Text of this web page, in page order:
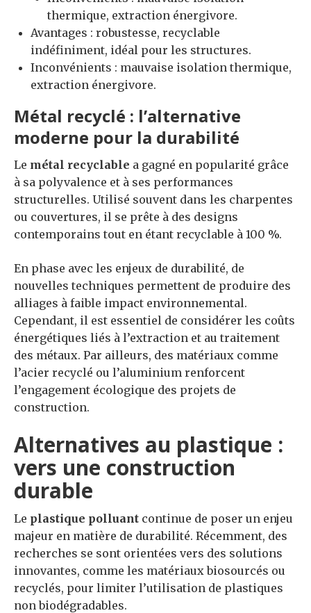
thermique, extraction énergivore.
Avantages : robustesse, recyclable
indéfiniment, idéal pour les structures.
Inconvénients : mauvaise isolation thermique,
extraction énergivore.
Métal recyclé : l’alternative
moderne pour la durabilité
Le métal recyclable a gagné en popularité grâce
à sa polyvalence et à ses performances
structurelles. Utilisé souvent dans les charpentes
ou couvertures, il se prête à des designs
contemporains tout en étant recyclable à 100 %.
En phase avec les enjeux de durabilité, de
nouvelles techniques permettent de produire des
alliages à faible impact environnemental.
Cependant, il est essentiel de considérer les coûts
énergétiques liés à l’extraction et au traitement
des métaux. Par ailleurs, des matériaux comme
l’acier recyclé ou l’aluminium renforcent
l’engagement écologique des projets de
construction.
Alternatives au plastique :
vers une construction
durable
Le plastique polluant continue de poser un enjeu
majeur en matière de durabilité. Récemment, des
recherches se sont orientées vers des solutions
innovantes, comme les matériaux biosourcés ou
recyclés, pour limiter l’utilisation de plastiques
non biodégradables.